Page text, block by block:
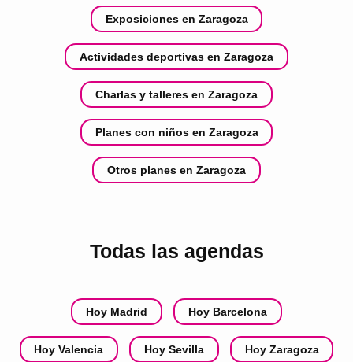
Exposiciones en Zaragoza
Actividades deportivas en Zaragoza
Charlas y talleres en Zaragoza
Planes con niños en Zaragoza
Otros planes en Zaragoza
Todas las agendas
Hoy Madrid Hoy Barcelona
Hoy Valencia Hoy Sevilla Hoy Zaragoza